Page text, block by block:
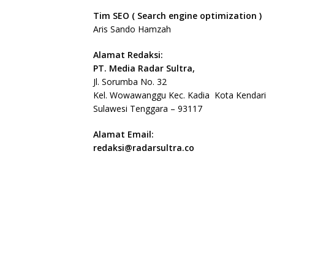
Tim SEO ( Search engine optimization )
Aris Sando Hamzah
Alamat Redaksi:
PT. Media Radar Sultra,
Jl. Sorumba No. 32
Kel. Wowawanggu Kec. Kadia Kota Kendari
Sulawesi Tenggara – 93117
Alamat Email:
redaksi@radarsultra.co